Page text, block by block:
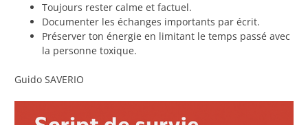
Toujours rester calme et factuel.
Documenter les échanges importants par écrit.
Préserver ton énergie en limitant le temps passé avec
la personne toxique.
Guido SAVERIO